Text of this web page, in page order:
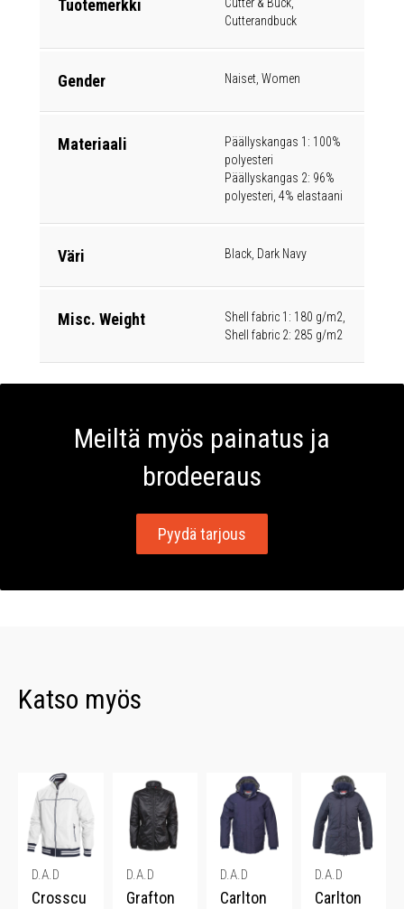
Tuotemerkki
Cutterandbuck
Gender Naiset, Women
Materiaali
Päällyskangas 1: 100%
polyesteri
Päällyskangas 2: 96%
polyesteri, 4% elastaani
Väri Black, Dark Navy
Misc. Weight
Shell fabric 1: 180 g/m2,
Shell fabric 2: 285 g/m2
Meiltä myös painatus ja
brodeeraus
Pyydä tarjous
Katso myös
D.A.D
Crosscu
D.A.D
Grafton
D.A.D
Carlton
D.A.D
Carlton